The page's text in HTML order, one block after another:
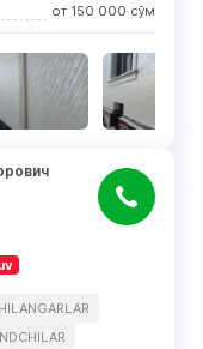
от 150 000 сўм